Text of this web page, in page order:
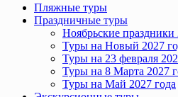
Пляжные туры
Праздничные туры
Ноябрьские праздники
Туры на Новый 2027
Туры на 23 февраля
Туры на 8 Марта 2027
Туры на Май 2027 года